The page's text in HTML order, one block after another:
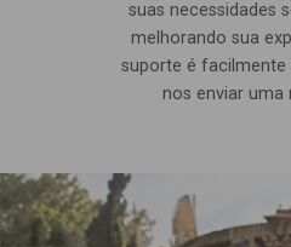
suas necessidades
melhorando sua
suporte é facilmente
nos enviar uma